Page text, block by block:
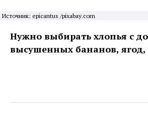
Источник: epicantus /pixabay.com
Нужно выбирать хлопья с
высушенных бананов, ягод,